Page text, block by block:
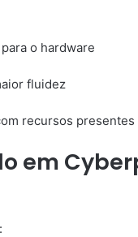
o hardware
fluidez
recursos
em